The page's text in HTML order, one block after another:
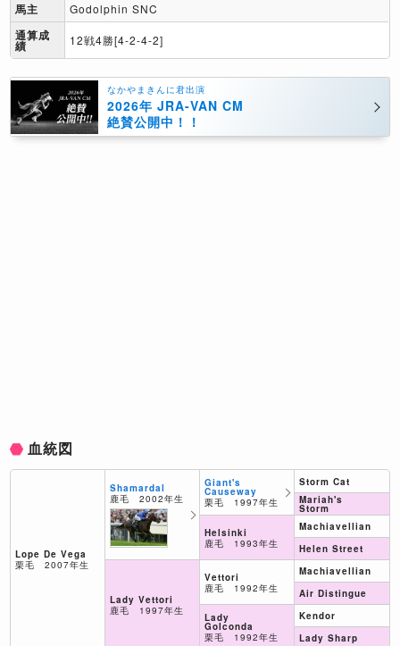
馬主 Godolphin SNC
通算成
績 12戦4勝[4-2-4-2]
なかやまきんに君出演
2026年 JRA-VAN CM
絶賛公開中！！
血統図
Lope De Vega
栗毛 2007年生
Shamardal
鹿毛 2002年生
Lady Vettori
鹿毛 1997年生
Giant's
Causeway
栗毛 1997年生
Helsinki
鹿毛 1993年生
Vettori
鹿毛 1992年生
Lady
Golconda
栗毛 1992年生
Storm Cat
Mariah's
Storm
Machiavellian
Helen Street
Machiavellian
Air Distingue
Kendor
Lady Sharp